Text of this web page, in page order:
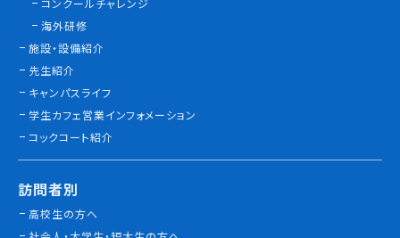
海外研修
施設・設備紹介
先生紹介
キャンパスライフ
学生カフェ営業インフォメーション
コックコート紹介
訪問者別
高校生の方へ